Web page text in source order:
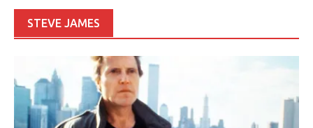
STEVE JAMES